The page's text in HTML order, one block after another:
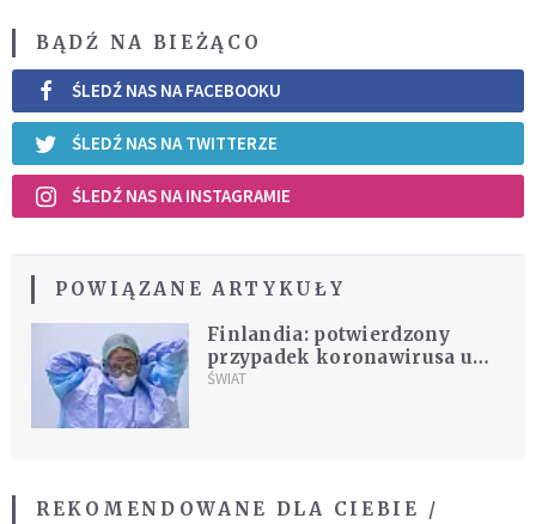
BĄDŹ NA BIEŻĄCO
ŚLEDŹ NAS NA FACEBOOKU
ŚLEDŹ NAS NA TWITTERZE
ŚLEDŹ NAS NA INSTAGRAMIE
POWIĄZANE ARTYKUŁY
Finlandia: potwierdzony
przypadek koronawirusa u
turystki z Chin
ŚWIAT
REKOMENDOWANE DLA CIEBIE /